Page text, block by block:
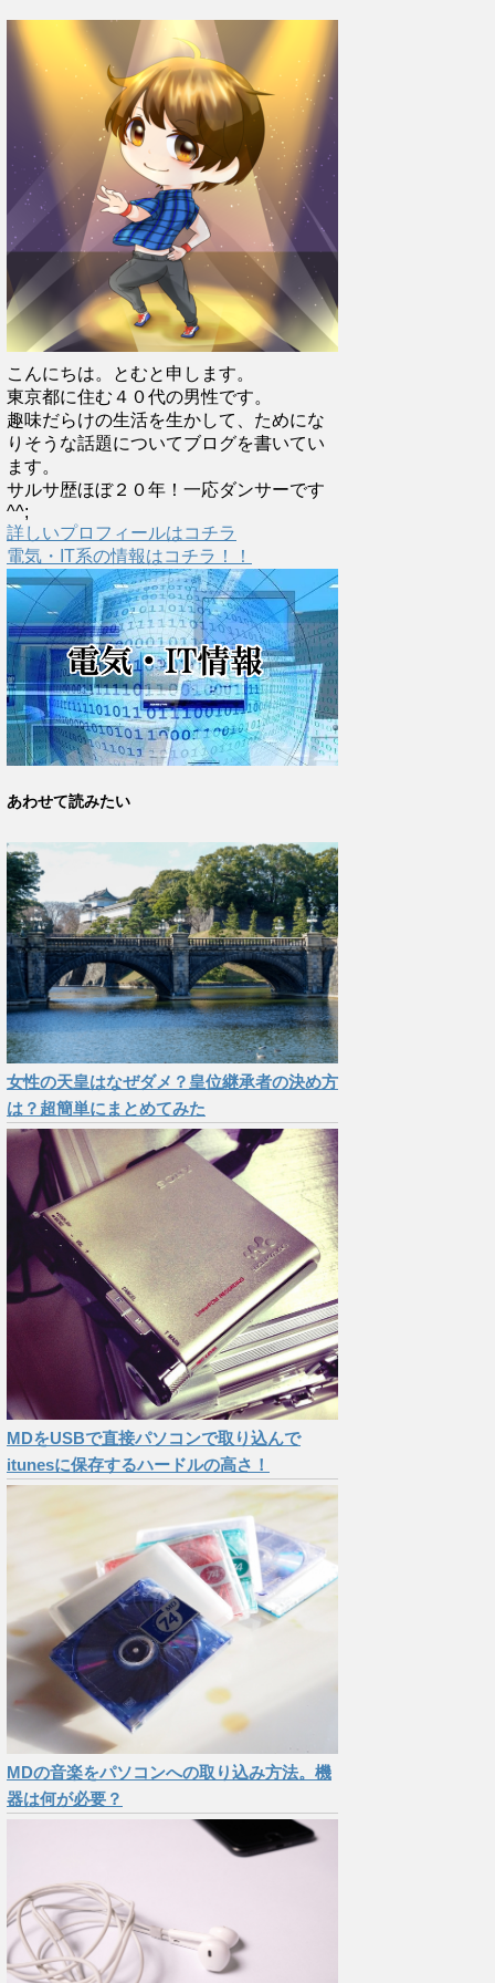
こんにちは。とむと申します。
東京都に住む４０代の男性です。
趣味だらけの生活を生かして、ためにな
りそうな話題についてブログを書いてい
ます。
サルサ歴ほぼ２０年！一応ダンサーです
^^;
詳しいプロフィールはコチラ
電気・IT系の情報はコチラ！！
あわせて読みたい
女性の天皇はなぜダメ？皇位継承者の決め方
は？超簡単にまとめてみた
MDをUSBで直接パソコンで取り込んで
itunesに保存するハードルの高さ！
MDの音楽をパソコンへの取り込み方法。機
器は何が必要？